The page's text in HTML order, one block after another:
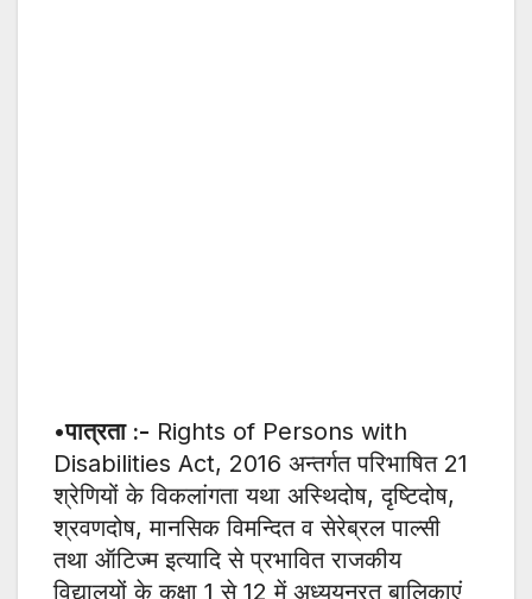
•पात्रता :- Rights of Persons with
Disabilities Act, 2016 अन्तर्गत परिभाषित 21
श्रेणियों के विकलांगता यथा अस्थिदोष, दृष्टिदोष,
श्रवणदोष, मानसिक विमन्दित व सेरेब्रल पाल्सी
तथा ऑटिज्म इत्यादि से प्रभावित राजकीय
विद्यालयों के कक्षा 1 से 12 में अध्ययनरत बालिकाएं